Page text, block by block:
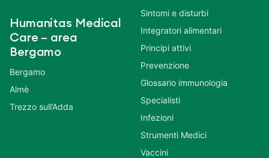
Humanitas Medical
Care – area
Bergamo
Bergamo
Almè
Trezzo sull’Adda
Sintomi e disturbi
Integratori alimentari
Principi attivi
Prevenzione
Glossario immunologia
Specialisti
Infezioni
Strumenti Medici
Vaccini